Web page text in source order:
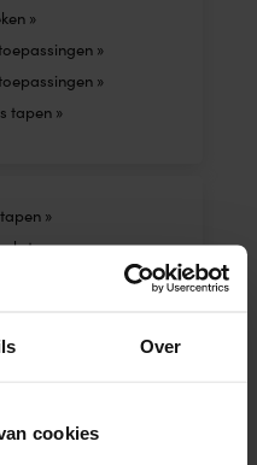
Over
cookies
»
»
»
tapen »
»
tapen »
tapen »